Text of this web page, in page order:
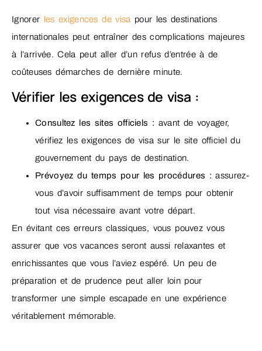
Ignorer les exigences de visa pour les destinations
internationales peut entraîner des complications majeures
à l’arrivée. Cela peut aller d’un refus d’entrée à de
coûteuses démarches de dernière minute.
Vérifier les exigences de visa :
Consultez les sites officiels : avant de voyager,
vérifiez les exigences de visa sur le site officiel du
gouvernement du pays de destination.
Prévoyez du temps pour les procédures : assurez-
vous d’avoir suffisamment de temps pour obtenir
tout visa nécessaire avant votre départ.
En évitant ces erreurs classiques, vous pouvez vous
assurer que vos vacances seront aussi relaxantes et
enrichissantes que vous l’aviez espéré. Un peu de
préparation et de prudence peut aller loin pour
transformer une simple escapade en une expérience
véritablement mémorable.